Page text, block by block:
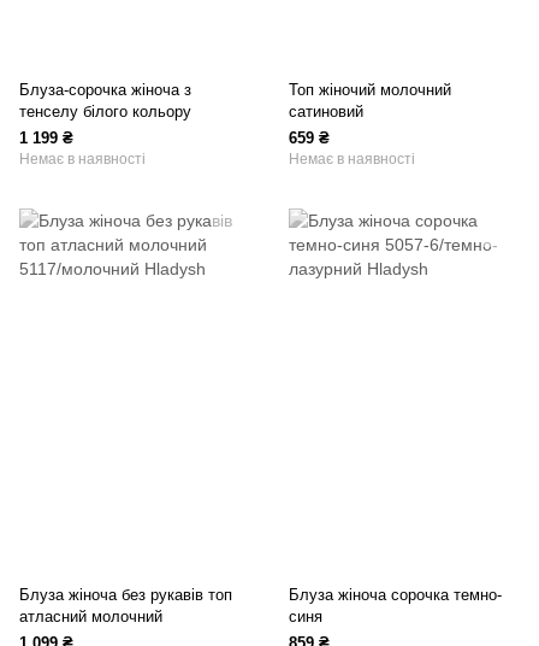
Блуза-сорочка жіноча з
тенселу білого кольору
1 199 ₴
Немає в наявності
Топ жіночий молочний
сатиновий
659 ₴
Немає в наявності
Блуза жіноча без рукавів топ
атласний молочний
Блуза жіноча сорочка темно-
синя